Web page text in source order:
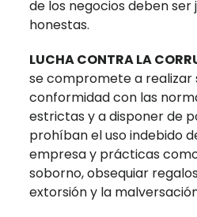
de los negocios deben ser
honestas.
LUCHA CONTRA LA
se compromete a realizar
conformidad con las
estrictas y a disponer de
prohíban el uso indebido
empresa y prácticas
soborno, obsequiar
extorsión y la